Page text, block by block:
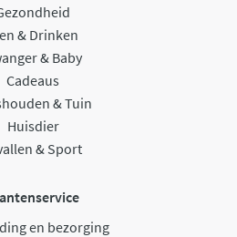
& Drinken
& Baby
Cadeaus
& Tuin
Huisdier
& Sport
en bezorging